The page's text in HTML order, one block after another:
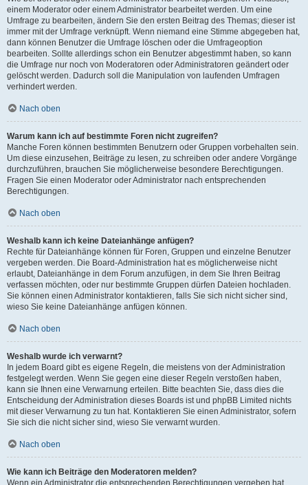
einem Moderator oder einem Administrator bearbeitet werden. Um eine
Umfrage zu bearbeiten, ändern Sie den ersten Beitrag des Themas; dieser ist
immer mit der Umfrage verknüpft. Wenn niemand eine Stimme abgegeben hat,
dann können Benutzer die Umfrage löschen oder die Umfrageoption
bearbeiten. Sollte allerdings schon ein Benutzer abgestimmt haben, so kann
die Umfrage nur noch von Moderatoren oder Administratoren geändert oder
gelöscht werden. Dadurch soll die Manipulation von laufenden Umfragen
verhindert werden.
Nach oben
Warum kann ich auf bestimmte Foren nicht zugreifen?
Manche Foren können bestimmten Benutzern oder Gruppen vorbehalten sein.
Um diese einzusehen, Beiträge zu lesen, zu schreiben oder andere Vorgänge
durchzuführen, brauchen Sie möglicherweise besondere Berechtigungen.
Fragen Sie einen Moderator oder Administrator nach entsprechenden
Berechtigungen.
Nach oben
Weshalb kann ich keine Dateianhänge anfügen?
Rechte für Dateianhänge können für Foren, Gruppen und einzelne Benutzer
vergeben werden. Die Board-Administration hat es möglicherweise nicht
erlaubt, Dateianhänge in dem Forum anzufügen, in dem Sie Ihren Beitrag
verfassen möchten, oder nur bestimmte Gruppen dürfen Dateien hochladen.
Sie können einen Administrator kontaktieren, falls Sie sich nicht sicher sind,
wieso Sie keine Dateianhänge anfügen können.
Nach oben
Weshalb wurde ich verwarnt?
In jedem Board gibt es eigene Regeln, die meistens von der Administration
festgelegt werden. Wenn Sie gegen eine dieser Regeln verstoßen haben,
kann sie Ihnen eine Verwarnung erteilen. Bitte beachten Sie, dass dies die
Entscheidung der Administration dieses Boards ist und phpBB Limited nichts
mit dieser Verwarnung zu tun hat. Kontaktieren Sie einen Administrator, sofern
Sie sich die nicht sicher sind, wieso Sie verwarnt wurden.
Nach oben
Wie kann ich Beiträge den Moderatoren melden?
Wenn ein Administrator die entsprechenden Berechtigungen vergeben hat,